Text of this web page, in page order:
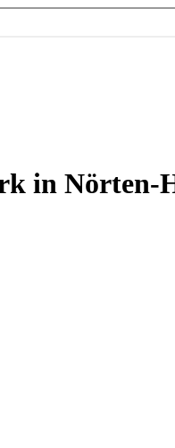
in Nörten-